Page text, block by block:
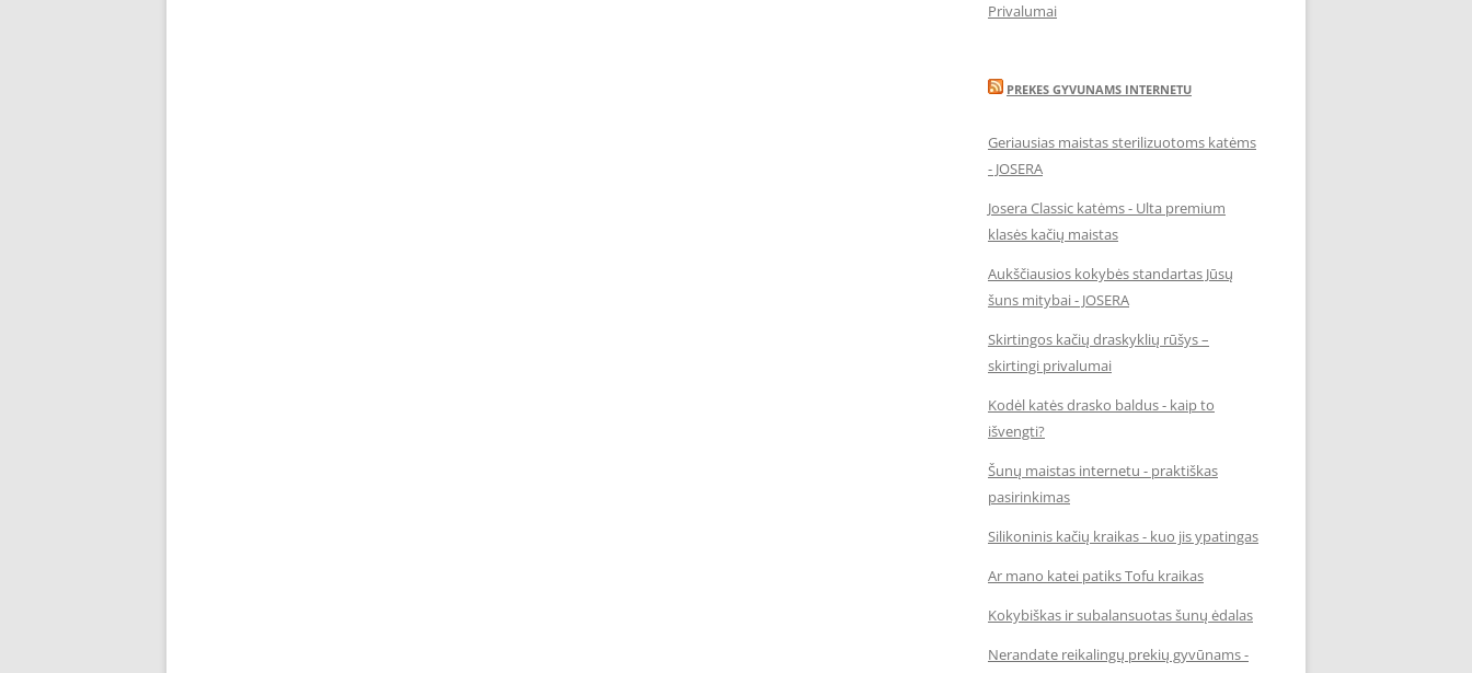
Privalumai
PREKES GYVUNAMS INTERNETU
Geriausias maistas sterilizuotoms katėms
- JOSERA
Josera Classic katėms - Ulta premium
klasės kačių maistas
Aukščiausios kokybės standartas Jūsų
šuns mitybai - JOSERA
Skirtingos kačių draskyklių rūšys –
skirtingi privalumai
Kodėl katės drasko baldus - kaip to
išvengti?
Šunų maistas internetu - praktiškas
pasirinkimas
Silikoninis kačių kraikas - kuo jis ypatingas
Ar mano katei patiks Tofu kraikas
Kokybiškas ir subalansuotas šunų ėdalas
Nerandate reikalingų prekių gyvūnams -